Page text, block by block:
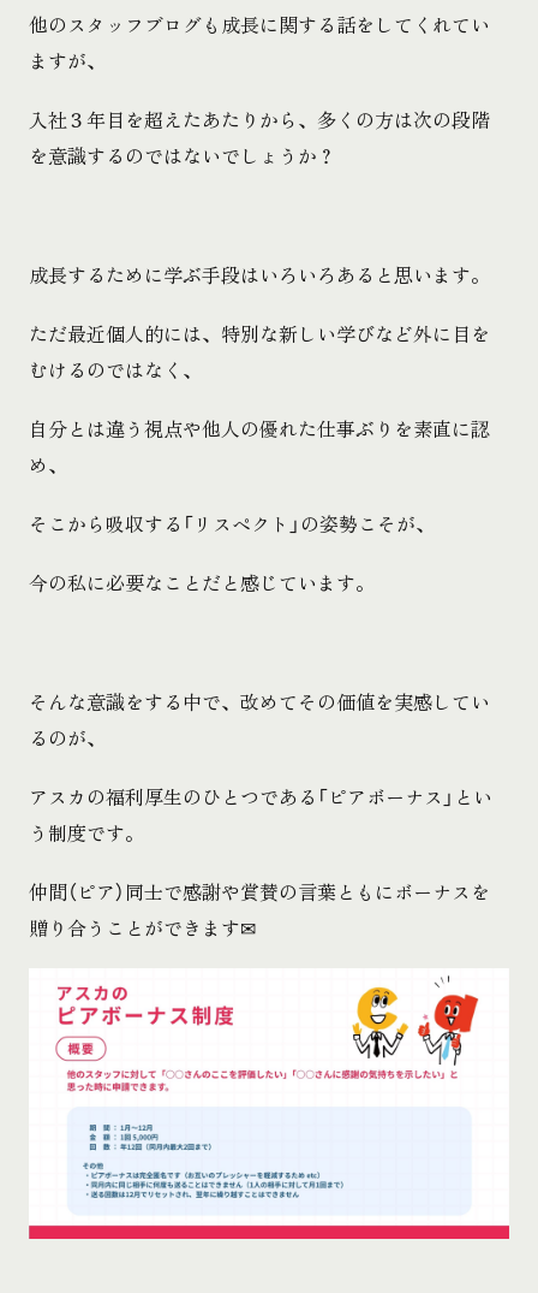
他のスタッフブログも成長に関する話をしてくれてい
ますが、
入社３年目を超えたあたりから、多くの方は次の段階
を意識するのではないでしょうか？
成長するために学ぶ手段はいろいろあると思います。
ただ最近個人的には、特別な新しい学びなど外に目を
むけるのではなく、
自分とは違う視点や他人の優れた仕事ぶりを素直に認
め、
そこから吸収する「リスペクト」の姿勢こそが、
今の私に必要なことだと感じています。
そんな意識をする中で、改めてその価値を実感してい
るのが、
アスカの福利厚生のひとつである「ピアボーナス」とい
う制度です。
仲間（ピア）同士で感謝や賞賛の言葉ともにボーナスを
贈り合うことができます✉